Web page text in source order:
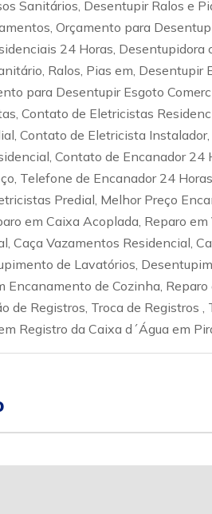
Sanitários, Desentupir Ralos e
Orçamento para
24 Horas,
Ralos, Pias em,
para Desentupir Esgoto
Contato de Eletricistas
Contato de Eletricista
Contato de Encanador
Telefone de Encanador 24
Predial, Melhor Preço
em Caixa Acoplada, Reparo
Caça Vazamentos Residencial,
de Lavatórios,
Encanamento de Cozinha,
de Registros, Troca de Registros
Registro da Caixa d´Água em